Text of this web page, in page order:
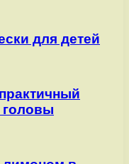
для детей
головы